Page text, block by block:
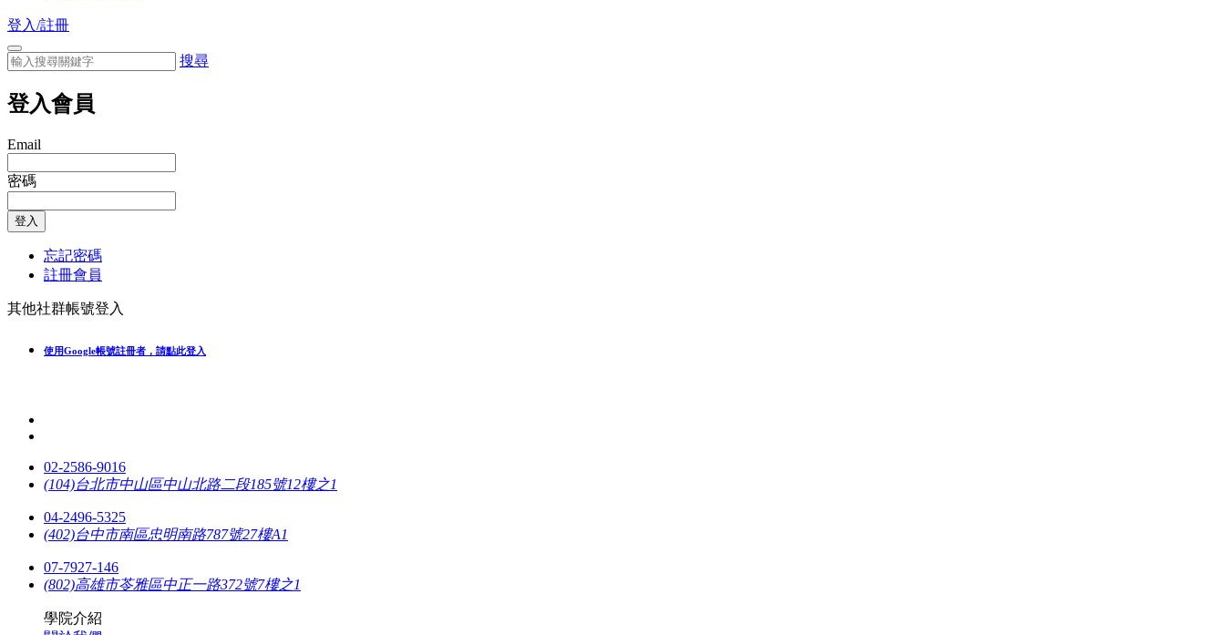
登入/註冊
搜尋
登入會員
Email
密碼
登入
忘記密碼
註冊會員
其他社群帳號登入
使用Google帳號註冊者，請點此登入
02-2586-9016
(104)台北市中山區中山北路二段185號12樓之1
04-2496-5325
(402)台中市南區忠明南路787號27樓A1
07-7927-146
(802)高雄市苓雅區中正一路372號7樓之1
學院介紹